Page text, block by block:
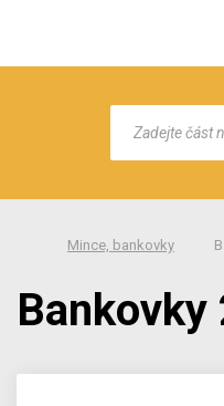
Mince, bankovky